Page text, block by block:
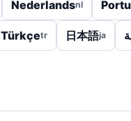
Nederlandsnl
Türkçetr 日本語ja